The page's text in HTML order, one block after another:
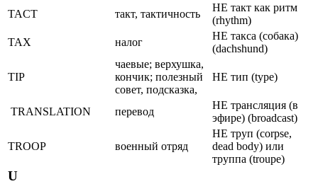
TACT такт, тактичность
НЕ такт как ритм
(rhythm)
TAX
налог
НЕ такса (собака)
(dachshund)
TIP
чаевые; верхушка,
кончик; полезный
совет, подсказка,
НЕ тип (type)
TRANSLATION перевод
НЕ трансляция (в
эфире) (broadcast)
TROOP военный отpяд
НЕ тpуп (corpse,
dead body) или
тpуппа (troupe)
U